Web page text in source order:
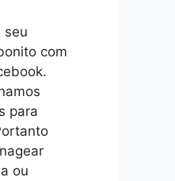
seu
com
para
ou